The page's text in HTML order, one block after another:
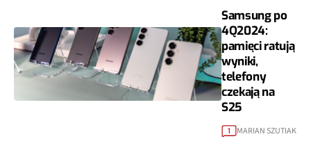
Samsung po
4Q2024:
pamięci ratują
wyniki,
telefony
czekają na
S25
1 MARIAN SZUTIAK